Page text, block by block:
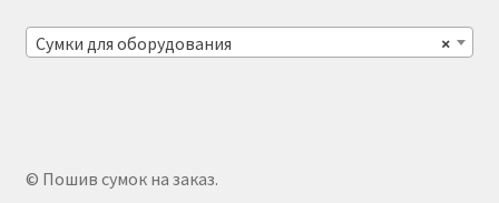
×
Сумки для оборудования
© Пошив сумок на заказ.